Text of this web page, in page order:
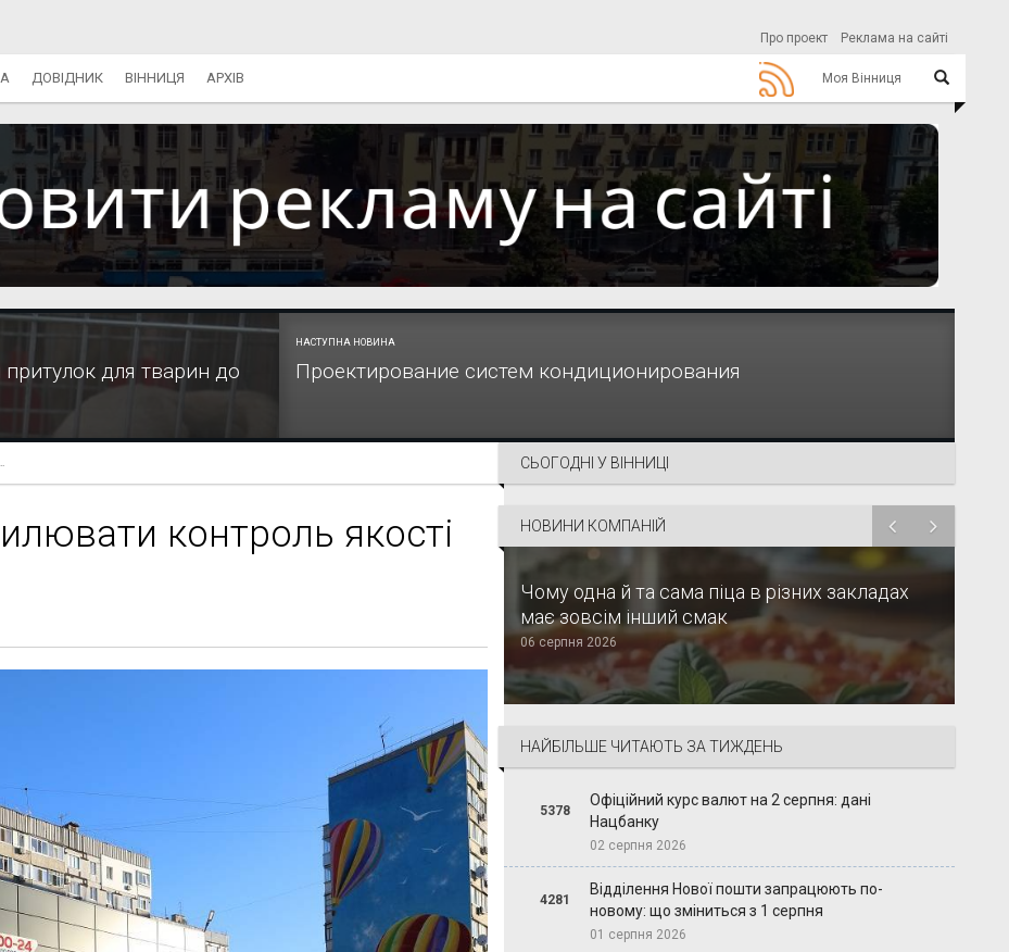
Про проект Реклама на сайті
Моя Вінниця
ДОВІДНИК ВІННИЦЯ АРХІВ
для тварин до
НАСТУПНА НОВИНА
Проектирование систем кондиционирования
контроль якості
СЬОГОДНІ У ВІННИЦІ
НОВИНИ КОМПАНІЙ
Чому одна й та сама піца в різних закладах
має зовсім інший смак
06 серпня 2026
НАЙБІЛЬШЕ ЧИТАЮТЬ ЗА ТИЖДЕНЬ
5378
Офіційний курс валют на 2 серпня: дані
Нацбанку
02 серпня 2026
4281
Відділення Нової пошти запрацюють по-
новому: що зміниться з 1 серпня
01 серпня 2026